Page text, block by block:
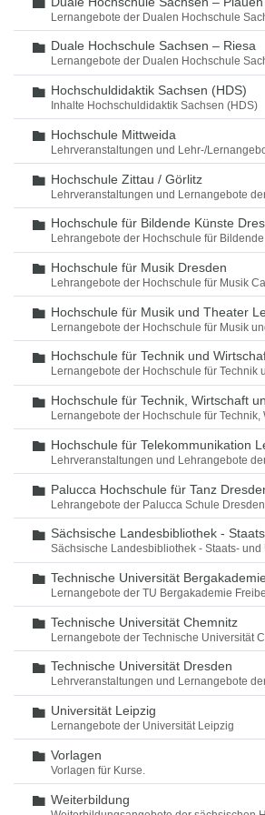
Lernangebote der Dualen Hochschule
Ordner
Duale Hochschule Sachsen – Riesa
Lernangebote der Dualen Hochschule
Ordner
Hochschuldidaktik Sachsen (HDS)
Inhalte Hochschuldidaktik Sachsen (HDS)
Ordner
Hochschule Mittweida
Lehrveranstaltungen und Lehr-/
Ordner
Hochschule Zittau / Görlitz
Lehrveranstaltungen und Lernangebote
Ordner
Hochschule für Bildende Künste
Lehrangebote der Hochschule für
Ordner
Hochschule für Musik Dresden
Lehrangebote der Hochschule für Musik
Ordner
Hochschule für Musik und Theater
Lernangebote der Hochschule für Musik
Ordner
Hochschule für Technik und
Lernangebote der Hochschule für Technik
Ordner
Hochschule für Technik, Wirtschaft
Lernangebote der Hochschule für
Ordner
Hochschule für Telekommunikation
Lehrveranstaltungen und Lehrangebote
Ordner
Palucca Hochschule für Tanz
Lehrangebote der Palucca Schule
Ordner
Sächsische Landesbibliothek -
Sächsische Landesbibliothek - Staats-
Ordner
Technische Universität
Lernangebote der TU Bergakademie
Ordner
Technische Universität Chemnitz
Lernangebote der Technische Universität
Ordner
Technische Universität Dresden
Lehrveranstaltungen und Lernangebote
Ordner
Universität Leipzig
Lernangebote der Universität Leipzig
Ordner
Vorlagen
Vorlagen für Kurse.
Ordner
Weiterbildung